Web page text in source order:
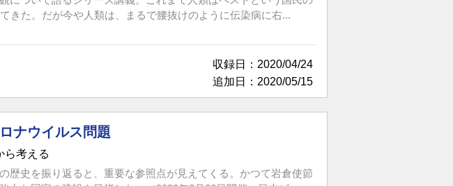
きた。だが今や人類は、まるで腰抜けのように伝染病に右...
収録日：2020/04/24
追加日：2020/05/15
ナウイルス問題
ら考える
歴史を振り返ると、重要な参照点が見えてくる。かつて岩倉使節